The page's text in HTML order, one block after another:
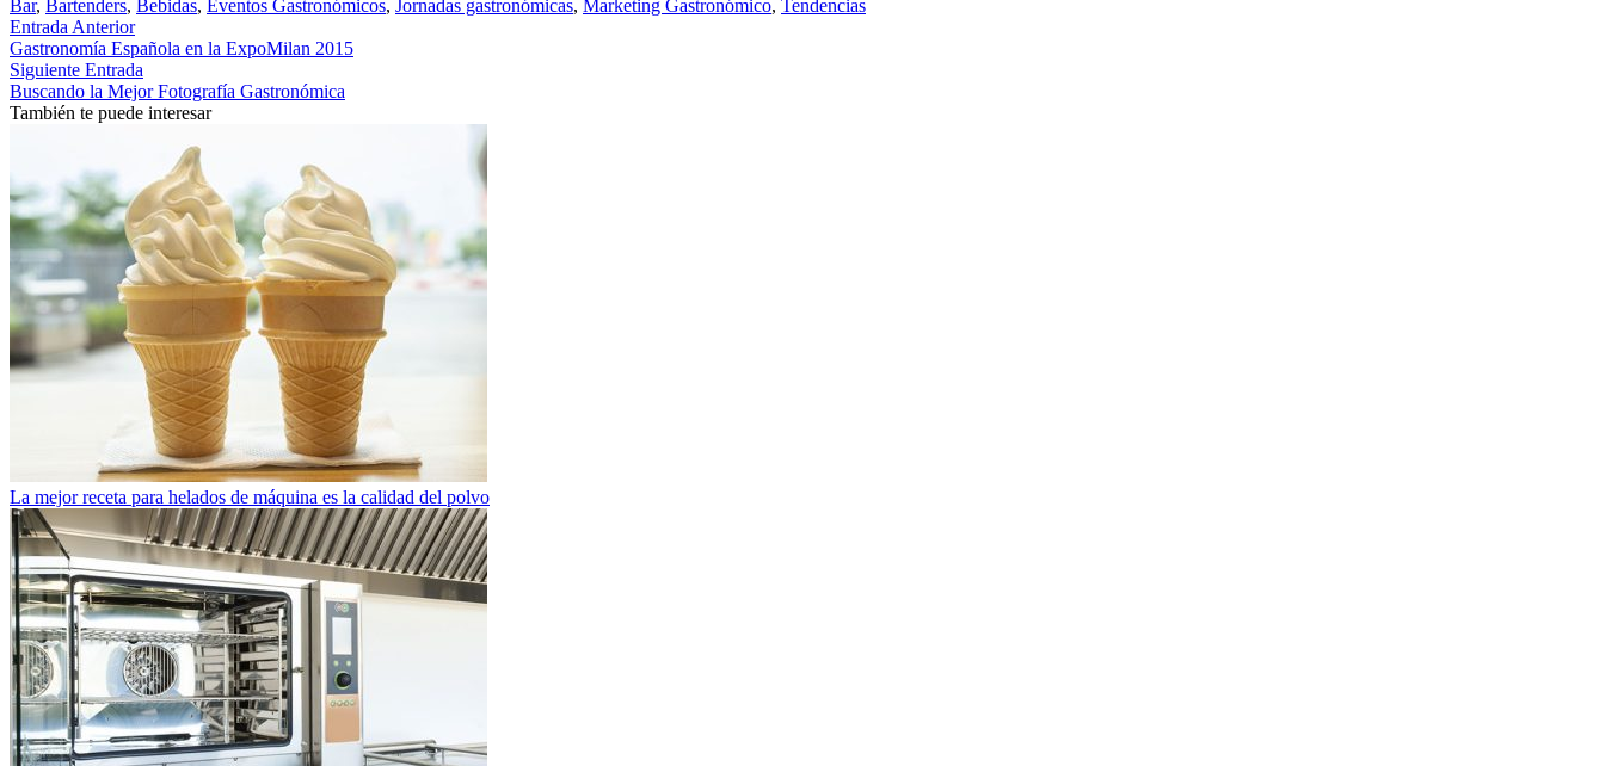
Bar, Bartenders, Bebidas, Eventos Gastronómicos, Jornadas gastronómicas, Marketing Gastronómico, Tendencias
Entrada Anterior
Gastronomía Española en la ExpoMilan 2015
Siguiente Entrada
Buscando la Mejor Fotografía Gastronómica
También te puede interesar
La mejor receta para helados de máquina es la calidad del polvo